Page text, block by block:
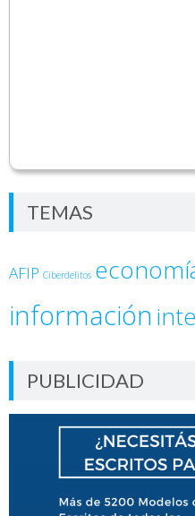
TEMAS
AFIP Ciberdelitos
información
PUBLICIDAD